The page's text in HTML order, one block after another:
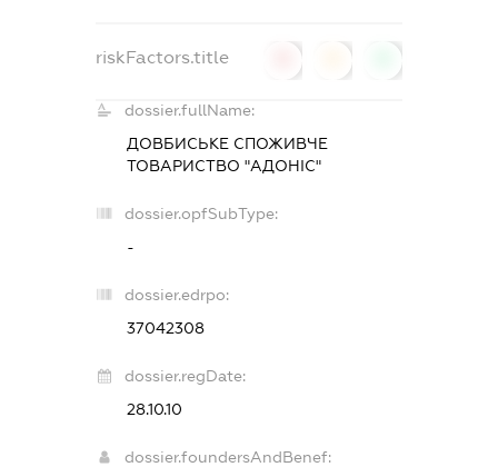
riskFactors.title
dossier.fullName:
ДОВБИСЬКЕ СПОЖИВЧЕ
ТОВАРИСТВО "АДОНІС"
dossier.opfSubType:
-
dossier.edrpo:
37042308
dossier.regDate:
28.10.10
dossier.foundersAndBenef: